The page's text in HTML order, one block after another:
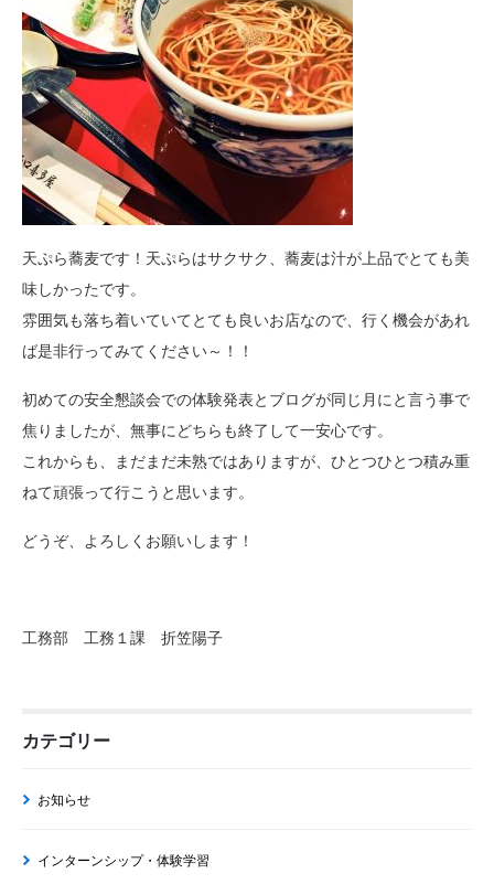
天ぷら蕎麦です！天ぷらはサクサク、蕎麦は汁が上品でとても美
味しかったです。
雰囲気も落ち着いていてとても良いお店なので、行く機会があれ
ば是非行ってみてください～！！
初めての安全懇談会での体験発表とブログが同じ月にと言う事で
焦りましたが、無事にどちらも終了して一安心です。
これからも、まだまだ未熟ではありますが、ひとつひとつ積み重
ねて頑張って行こうと思います。
どうぞ、よろしくお願いします！
工務部 工務１課 折笠陽子
カテゴリー
お知らせ
インターンシップ・体験学習